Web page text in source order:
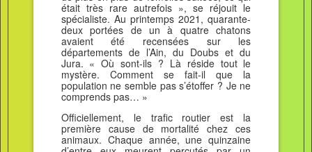
était très rare autrefois », se réjouit le
spécialiste. Au printemps 2021, quarante-
deux portées de un à quatre chatons
avaient été recensées sur les
départements de l’Ain, du Doubs et du
Jura. « Où sont-ils ? Là réside tout le
mystère. Comment se fait-il que la
population ne semble pas s’étoffer ? Je ne
comprends pas… »
Officiellement, le trafic routier est la
première cause de mortalité chez ces
animaux. Chaque année, une quinzaine